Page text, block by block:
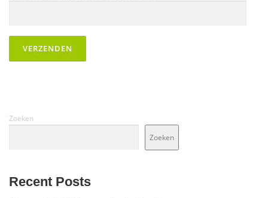
Zoeken
Zoeken
Recent Posts